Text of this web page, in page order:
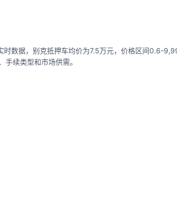
数据，别克抵押车均价为7.5万元，价格区间0.6-
续类型和市场供需。